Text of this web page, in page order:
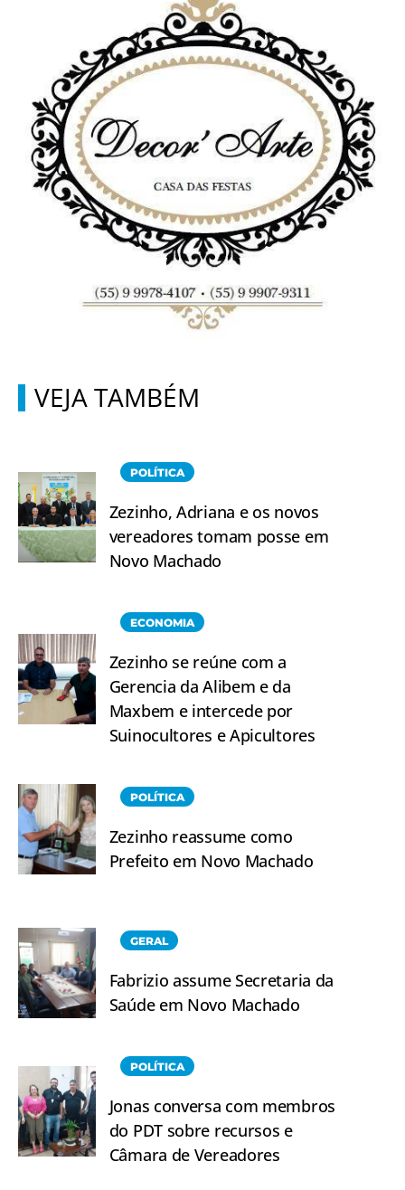
VEJA TAMBÉM
POLÍTICA
Zezinho, Adriana e os novos
vereadores tomam posse em
Novo Machado
ECONOMIA
Zezinho se reúne com a
Gerencia da Alibem e da
Maxbem e intercede por
Suinocultores e Apicultores
POLÍTICA
Zezinho reassume como
Prefeito em Novo Machado
GERAL
Fabrizio assume Secretaria da
Saúde em Novo Machado
POLÍTICA
Jonas conversa com membros
do PDT sobre recursos e
Câmara de Vereadores